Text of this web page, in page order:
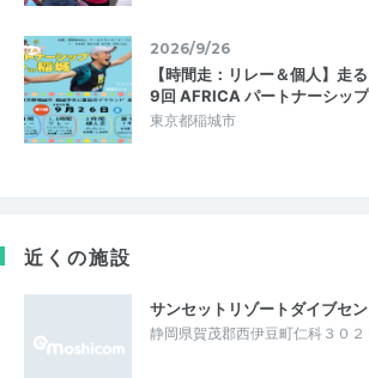
2026/9/26
【時間走：リレー＆個人】
9回 AFRICA パートナーシッ
東京都稲城市
近くの施設
サンセットリゾートダイブセ
静岡県賀茂郡西伊豆町仁科３０２